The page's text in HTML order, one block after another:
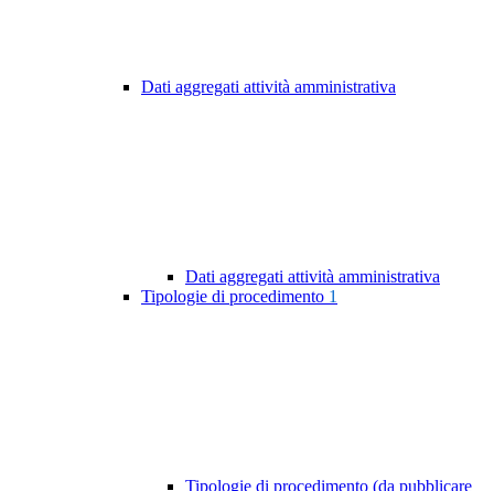
Dati aggregati attività amministrativa
Dati aggregati attività amministrativa
Tipologie di procedimento 1
Tipologie di procedimento (da pubblicare